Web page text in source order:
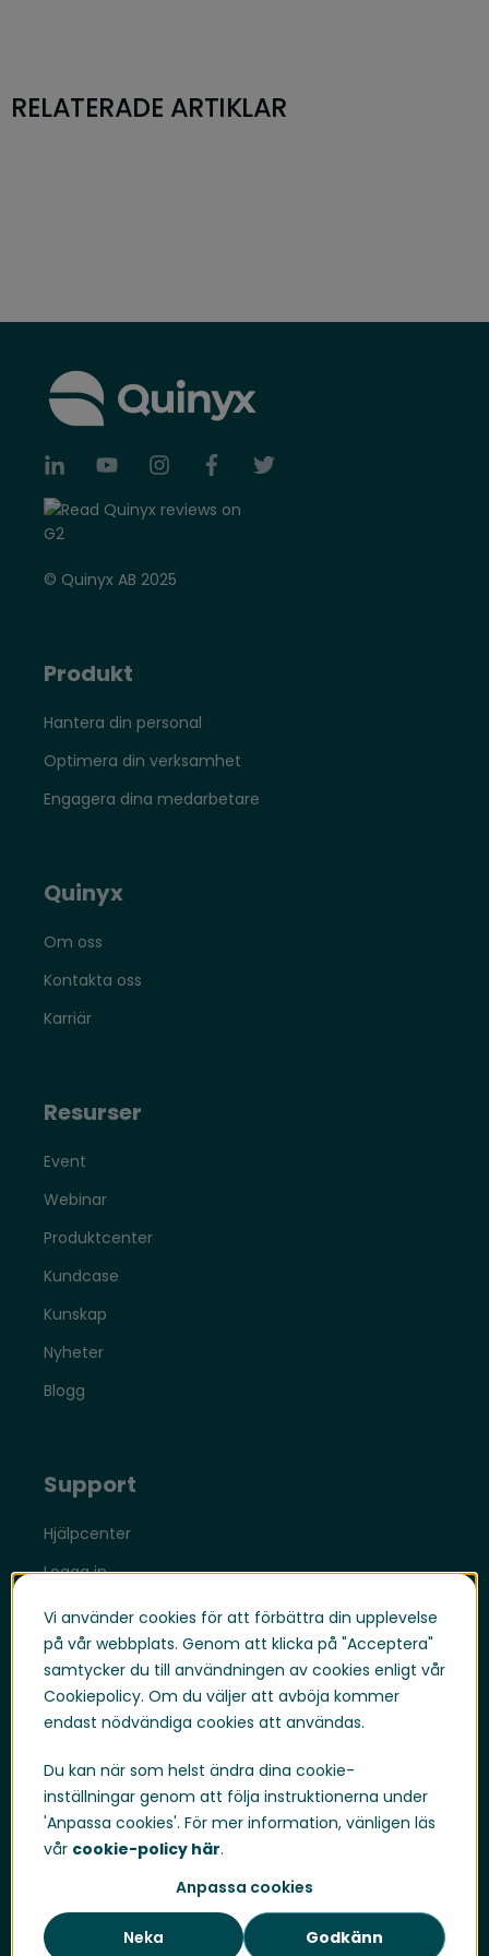
Vi använder cookies för att förbättra din upplevelse
på vår webbplats. Genom att klicka på "Acceptera"
samtycker du till användningen av cookies enligt vår
Cookiepolicy. Om du väljer att avböja kommer
endast nödvändiga cookies att användas.
Du kan när som helst ändra dina cookie-
inställningar genom att följa instruktionerna under
'Anpassa cookies'. För mer information, vänligen läs
vår cookie-policy här.
Anpassa cookies
Godkänn
Neka
RELATERADE ARTIKLAR
© Quinyx AB 2025
Produkt
Hantera din personal
Optimera din verksamhet
Engagera dina medarbetare
Quinyx
Om oss
Kontakta oss
Karriär
Resurser
Event
Webinar
Produktcenter
Kundcase
Kunskap
Nyheter
Blogg
Support
Hjälpcenter
Logga in
Support Portal Logga in
Whistleblowing
Trust Center
Compliance & Policies
Developer portal